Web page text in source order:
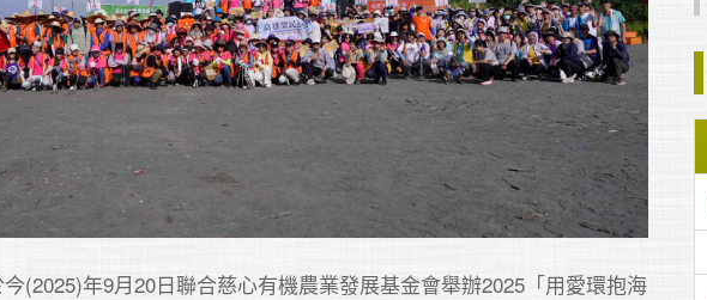
(2025)年9月20日聯合慈心有機農業發展基金會舉辦2025「用愛環抱海